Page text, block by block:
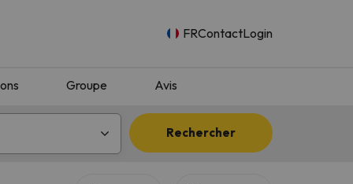
FRContactLogin
Groupe Avis
Rechercher